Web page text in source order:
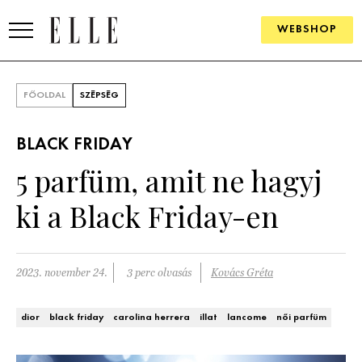
WEBSHOP
SZÉPSÉG
PSZICHÉ
ÉLETMÓD
FŐOLDAL SZÉPSÉG
BLACK FRIDAY
5 parfüm, amit ne hagyj
ki a Black Friday-en
2023. november 24. 3 perc olvasás Kovács Gréta
dior black friday carolina herrera illat lancome női parfüm